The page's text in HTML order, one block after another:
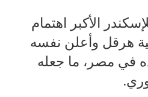
الأكبر اهتمام
هرقل وأعلن نفسه
في مصر، ما جعله